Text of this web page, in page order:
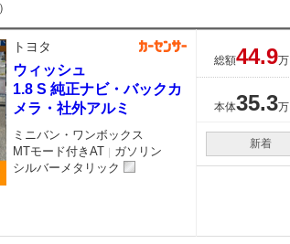
トヨタ
ウィッシュ
1.8 S 純正ナビ・バックカ
メラ・社外アルミ
ミニバン・ワンボックス
MTモード付きAT ｜ ガソリン
シルバーメタリック
総額44.9万
本体35.3万
新着